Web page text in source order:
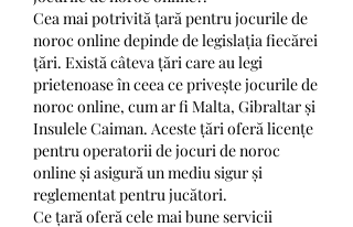
Cea mai potrivită țară pentru jocurile de
noroc online depinde de legislația fiecărei
țări. Există câteva țări care au legi
prietenoase în ceea ce privește jocurile de
noroc online, cum ar fi Malta, Gibraltar și
Insulele Caiman. Aceste țări oferă licențe
pentru operatorii de jocuri de noroc
online și asigură un mediu sigur și
reglementat pentru jucători.
Ce țară oferă cele mai bune servicii